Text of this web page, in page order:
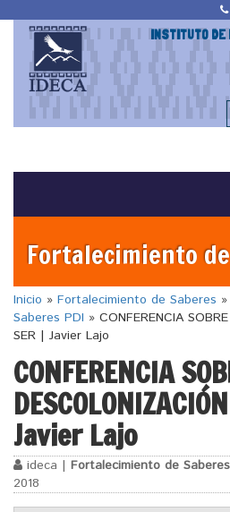
INSTITUTO
Fortalecimiento
Inicio » Fortalecimiento de Saberes »
Saberes PDI » CONFERENCIA
SER | Javier Lajo
CONFERENCIA
Javier Lajo
ideca | Fortalecimiento de
2018